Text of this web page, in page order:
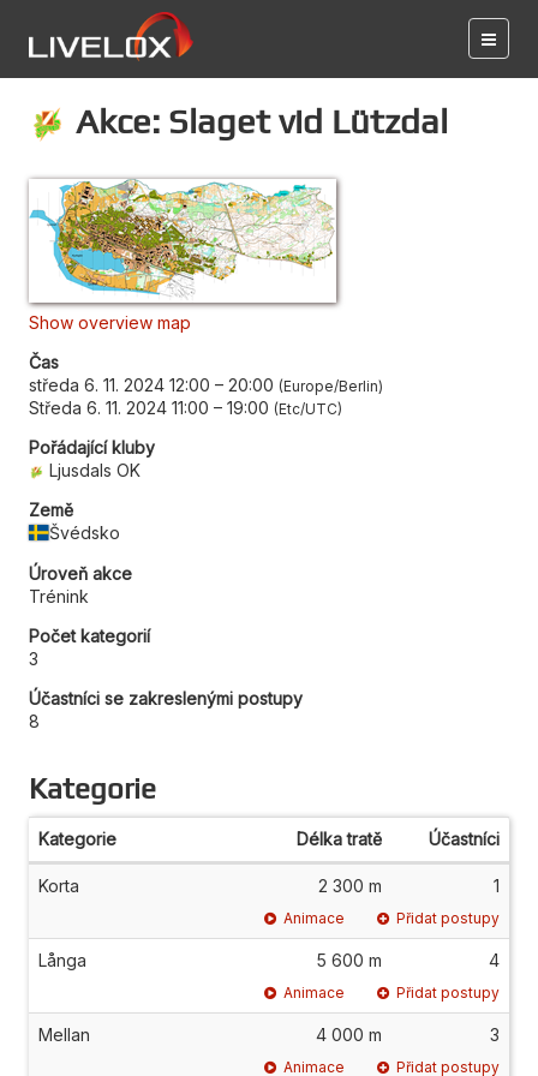
Akce: Slaget vid Lützdal
Show overview map
Čas
středa 6. 11. 2024 12:00 – 20:00 Europe/Berlin
Středa 6. 11. 2024 11:00 – 19:00 Etc/UTC
Pořádající kluby
Ljusdals OK
Země
Švédsko
Úroveň akce
Trénink
Počet kategorií
3
Účastníci se zakreslenými postupy
8
Kategorie
Kategorie Délka tratě Účastníci
Korta 2 300 m 1
Animace Přidat postupy
Långa 5 600 m 4
Animace Přidat postupy
Mellan 4 000 m 3
Animace Přidat postupy